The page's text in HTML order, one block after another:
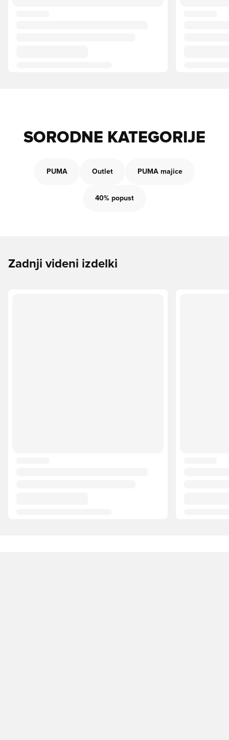
SORODNE KATEGORIJE
PUMA Outlet PUMA majice
40% popust
Zadnji videni izdelki